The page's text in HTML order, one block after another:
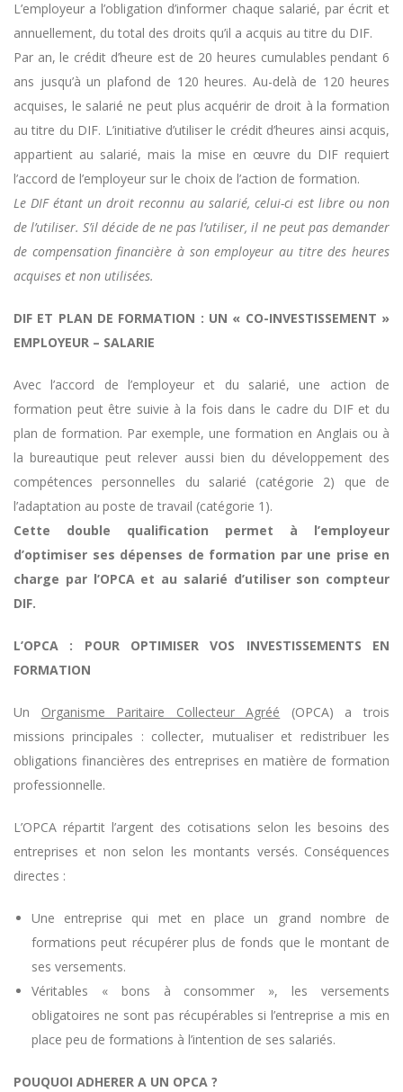
L’employeur a l’obligation d’informer chaque salarié, par écrit et
annuellement, du total des droits qu’il a acquis au titre du DIF.
Par an, le crédit d’heure est de 20 heures cumulables pendant 6
ans jusqu’à un plafond de 120 heures. Au-delà de 120 heures
acquises, le salarié ne peut plus acquérir de droit à la formation
au titre du DIF. L’initiative d’utiliser le crédit d’heures ainsi acquis,
appartient au salarié, mais la mise en œuvre du DIF requiert
l’accord de l’employeur sur le choix de l’action de formation.
Le DIF étant un droit reconnu au salarié, celui-ci est libre ou non
de l’utiliser. S’il décide de ne pas l’utiliser, il ne peut pas demander
de compensation financière à son employeur au titre des heures
acquises et non utilisées.
DIF ET PLAN DE FORMATION : UN « CO-INVESTISSEMENT »
EMPLOYEUR – SALARIE
Avec l’accord de l’employeur et du salarié, une action de
formation peut être suivie à la fois dans le cadre du DIF et du
plan de formation. Par exemple, une formation en Anglais ou à
la bureautique peut relever aussi bien du développement des
compétences personnelles du salarié (catégorie 2) que de
l’adaptation au poste de travail (catégorie 1).
Cette double qualification permet à l’employeur
d’optimiser ses dépenses de formation par une prise en
charge par l’OPCA et au salarié d’utiliser son compteur
DIF.
L’OPCA :
POUR OPTIMISER VOS INVESTISSEMENTS EN
FORMATION
Un Organisme Paritaire Collecteur Agréé (OPCA) a trois
missions principales : collecter, mutualiser et redistribuer les
obligations financières des entreprises en matière de formation
professionnelle.
L’OPCA répartit l’argent des cotisations selon les besoins des
entreprises et non selon les montants versés. Conséquences
directes :
Une entreprise qui met en place un grand nombre de
formations peut récupérer plus de fonds que le montant de
ses versements.
Véritables « bons à consommer », les versements
obligatoires ne sont pas récupérables si l’entreprise a mis en
place peu de formations à l’intention de ses salariés.
POUQUOI ADHERER A UN OPCA ?